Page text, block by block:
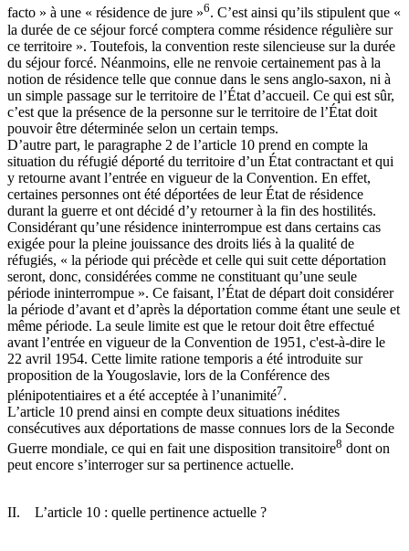
facto » à une « résidence de jure »6. C’est ainsi qu’ils stipulent que «
la durée de ce séjour forcé comptera comme résidence régulière sur
ce territoire ». Toutefois, la convention reste silencieuse sur la durée
du séjour forcé. Néanmoins, elle ne renvoie certainement pas à la
notion de résidence telle que connue dans le sens anglo-saxon, ni à
un simple passage sur le territoire de l’État d’accueil. Ce qui est sûr,
c’est que la présence de la personne sur le territoire de l’État doit
pouvoir être déterminée selon un certain temps.
D’autre part, le paragraphe 2 de l’article 10 prend en compte la
situation du réfugié déporté du territoire d’un État contractant et qui
y retourne avant l’entrée en vigueur de la Convention. En effet,
certaines personnes ont été déportées de leur État de résidence
durant la guerre et ont décidé d’y retourner à la fin des hostilités.
Considérant qu’une résidence ininterrompue est dans certains cas
exigée pour la pleine jouissance des droits liés à la qualité de
réfugiés, « la période qui précède et celle qui suit cette déportation
seront, donc, considérées comme ne constituant qu’une seule
période ininterrompue ». Ce faisant, l’État de départ doit considérer
la période d’avant et d’après la déportation comme étant une seule et
même période. La seule limite est que le retour doit être effectué
avant l’entrée en vigueur de la Convention de 1951, c'est-à-dire le
22 avril 1954. Cette limite ratione temporis a été introduite sur
proposition de la Yougoslavie, lors de la Conférence des
plénipotentiaires et a été acceptée à l’unanimité7.
L’article 10 prend ainsi en compte deux situations inédites
consécutives aux déportations de masse connues lors de la Seconde
Guerre mondiale, ce qui en fait une disposition transitoire8 dont on
peut encore s’interroger sur sa pertinence actuelle.
II. L’article 10 : quelle pertinence actuelle ?